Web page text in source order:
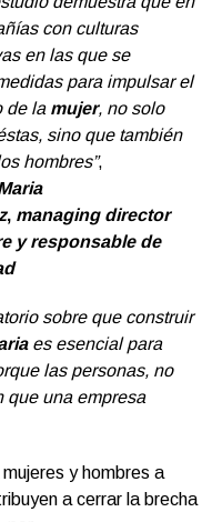
con culturas
en las que se
para impulsar el
de la mujer, no solo
sino que también
hombres”,
, managing director
y responsable de
sobre que construir
es esencial para
las personas, no
que una empresa
y hombres a
a cerrar la brecha